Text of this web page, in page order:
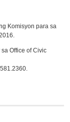
Komisyon para sa
Office of Civic